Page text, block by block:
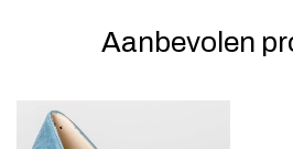
Aanbevolen